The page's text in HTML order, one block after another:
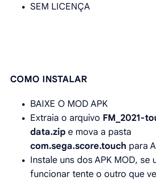
SEM LICENÇA
COMO INSTALAR
BAIXE O MOD APK
Extraia o arquivo FM_2021-
data.zip e mova a pasta
com.sega.score.touch para
Instale uns dos APK MOD, se
funcionar tente o outro que